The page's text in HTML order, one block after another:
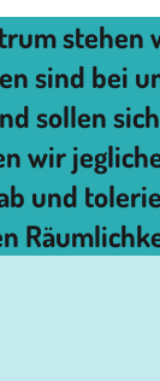
stehen
sind bei
sollen
wir
und